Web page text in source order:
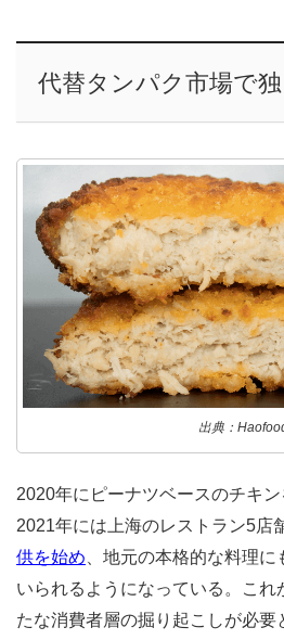
代替タンパク市場で
出典：
2020年にピーナツベースのチキン
2021年には上海のレストラン5店
供を始め 、地元の本格的な料理
いられるようになっている。こ
たな消費者層の掘り起こしが必要